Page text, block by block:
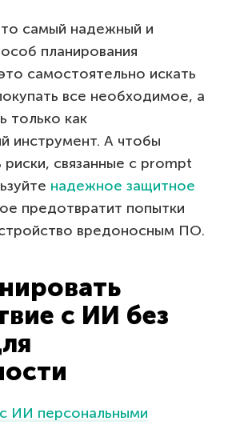
самый надежный и
планирования
самостоятельно искать
все необходимое, а
только как
инструмент. А чтобы
связанные с prompt
надежное защитное
предотвратит попытки
вредоносным ПО.
с ИИ без
ИИ персональными